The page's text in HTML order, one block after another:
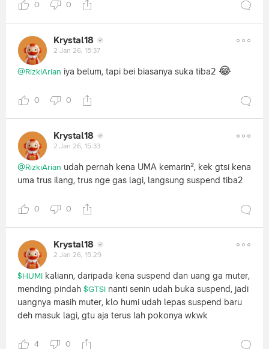
0 0
Krystal18
2 Jan 26, 15:37
@RizkiArian iya belum, tapi bei biasanya suka tiba2 😂
0 0
Krystal18
2 Jan 26, 15:33
@RizkiArian udah pernah kena UMA kemarin², kek gtsi kena
uma trus ilang, trus nge gas lagi, langsung suspend tiba2
0 0
Krystal18
2 Jan 26, 15:29
$HUMI
kaliann, daripada kena suspend dan uang ga muter,
mending pindah $GTSI nanti senin udah buka suspend, jadi
uangnya masih muter, klo humi udah lepas suspend baru
deh masuk lagi, gtu aja terus lah pokonya wkwk
4 0